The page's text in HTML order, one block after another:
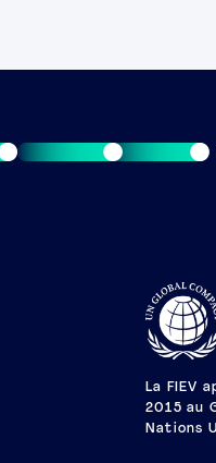
La FIEV
2015 au
Nations